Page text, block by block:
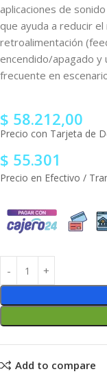
aplicaciones de
que ayuda a reducir
retroalimentación
encendido/apagado y
frecuente en
$ 58.212,00
Precio con Tarjeta de
$ 55.301
Precio en Efectivo /
Add to compare